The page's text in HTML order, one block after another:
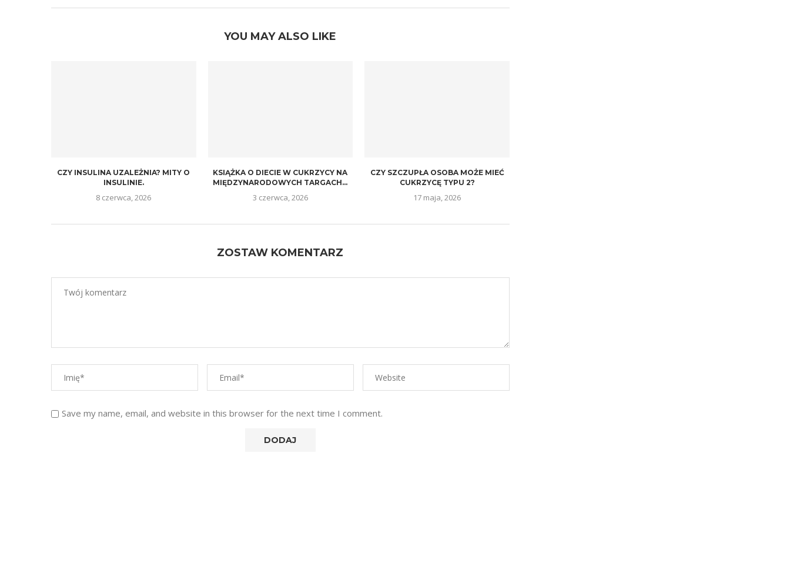
YOU MAY ALSO LIKE
CZY INSULINA UZALEŻNIA? MITY O
INSULINIE.
8 czerwca, 2026
KSIĄŻKA O DIECIE W CUKRZYCY NA
MIĘDZYNARODOWYCH TARGACH...
3 czerwca, 2026
CZY SZCZUPŁA OSOBA MOŻE MIEĆ
CUKRZYCĘ TYPU 2?
17 maja, 2026
ZOSTAW KOMENTARZ
Save my name, email, and website in this browser for the next time I comment.